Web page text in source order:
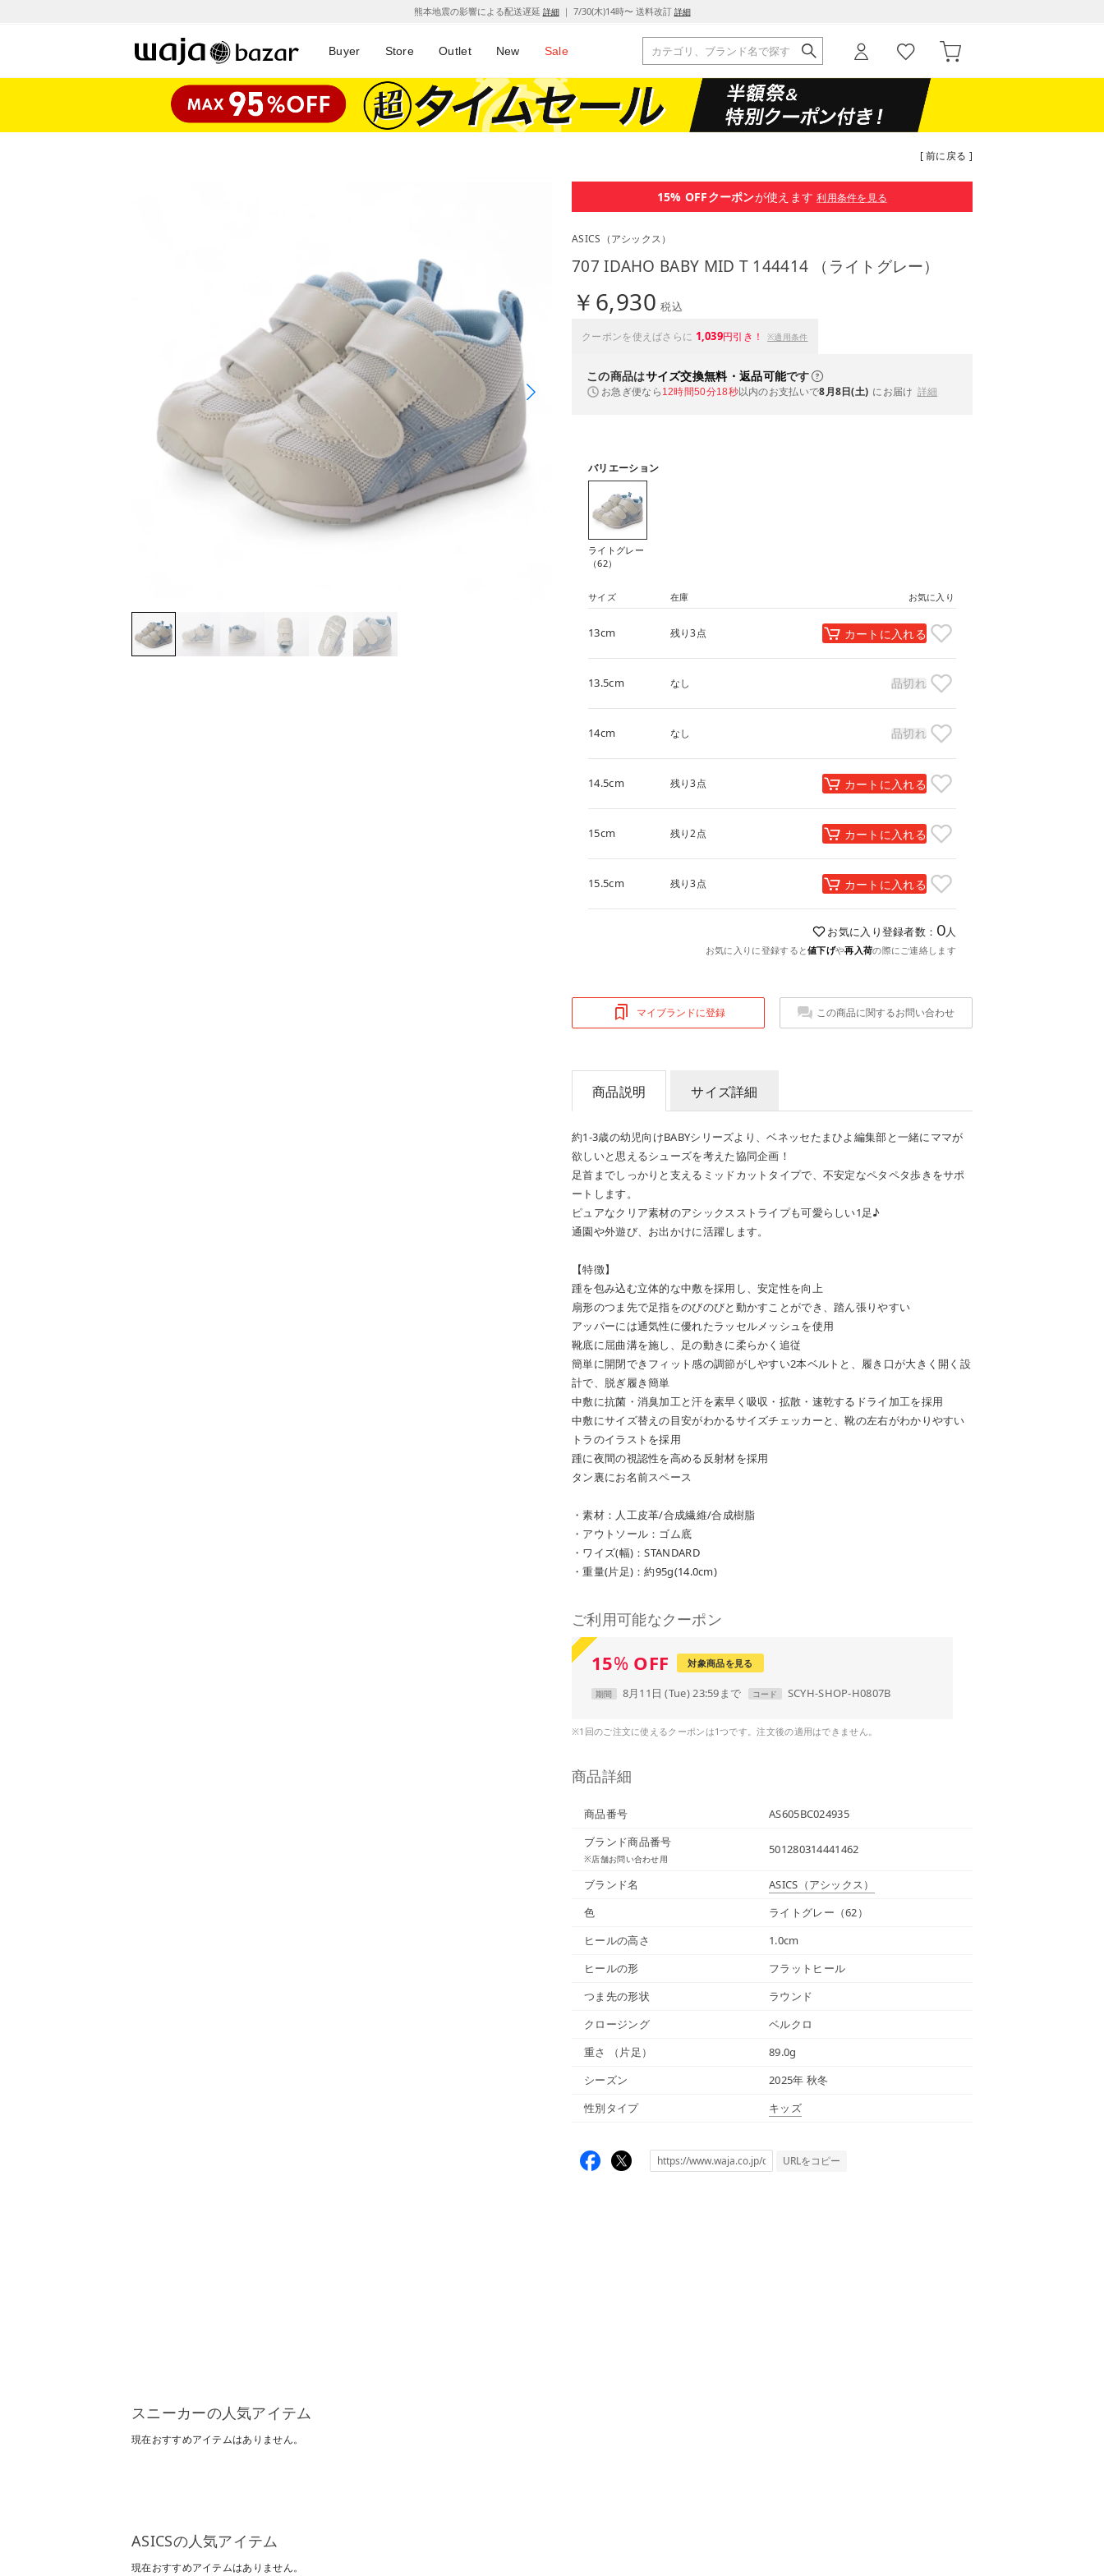
熊本地震の影響による配送遅延 詳細｜ 7/30(木)14時〜 送料改訂 詳細
Buyer Store Outlet New Sale
[ 前に戻る ]
15% OFFクーポンが使えます 利用条件を見る
ASICS （アシックス）
707 IDAHO BABY MID T 144414 （ライトグレー）
￥6,930 税込
クーポンを使えばさらに 1,039円引き！ ※適用条件
この商品はサイズ交換無料・返品可能です
お急ぎ便なら 12時間50分17秒以内のお支払いで8月8日(土) にお届け 詳細
バリエーション
ライトグレー
（62）
サイズ 在庫 お気に入り
13cm 残り3点 カートに入れる
13.5cm なし 品切れ
14cm なし 品切れ
14.5cm 残り3点 カートに入れる
15cm 残り2点 カートに入れる
15.5cm 残り3点 カートに入れる
お気に入り登録者数： 0人
お気に入りに登録すると値下げや再入荷の際にご連絡します
マイブランドに登録 この商品に関するお問い合わせ
商品説明 サイズ詳細
約1-3歳の幼児向けBABYシリーズより、ベネッセたまひよ編集部と一緒にママが
欲しいと思えるシューズを考えた協同企画！
足首までしっかりと支えるミッドカットタイプで、不安定なペタペタ歩きをサポ
ートします。
ピュアなクリア素材のアシックスストライプも可愛らしい1足♪
通園や外遊び、お出かけに活躍します。
【特徴】
踵を包み込む立体的な中敷を採用し、安定性を向上
扇形のつま先で足指をのびのびと動かすことができ、踏ん張りやすい
アッパーには通気性に優れたラッセルメッシュを使用
靴底に屈曲溝を施し、足の動きに柔らかく追従
簡単に開閉できフィット感の調節がしやすい2本ベルトと、履き口が大きく開く設
計で、脱ぎ履き簡単
中敷に抗菌・消臭加工と汗を素早く吸収・拡散・速乾するドライ加工を採用
中敷にサイズ替えの目安がわかるサイズチェッカーと、靴の左右がわかりやすい
トラのイラストを採用
踵に夜間の視認性を高める反射材を採用
タン裏にお名前スペース
・素材：人工皮革/合成繊維/合成樹脂
・アウトソール：ゴム底
・ワイズ(幅)：STANDARD
・重量(片足)：約95g(14.0cm)
ご利用可能なクーポン
15%OFF 対象商品を見る
期間 8月11日 (Tue) 23:59まで コード SCYH-SHOP-H0807B
※1回のご注文に使えるクーポンは1つです。注文後の適用はできません。
商品詳細
商品番号
AS605BC024935
ブランド商品番号
※店舗お問い合わせ用
501280314441462
ブランド名 ASICS （アシックス）
色
ライトグレー（62）
ヒールの高さ
1.0cm
ヒールの形
フラットヒール
つま先の形状
ラウンド
クロージング
ベルクロ
重さ
（片足）
89.0g
シーズン
2025年 秋冬
性別タイプ
キッズ
URLをコピー
スニーカーの人気アイテム
現在おすすめアイテムはありません。
ASICSの人気アイテム
現在おすすめアイテムはありません。